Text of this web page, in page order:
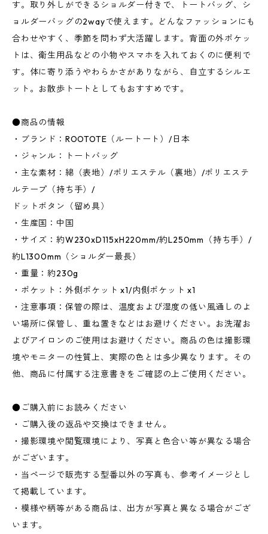
す。取り外しができるショルダー付きで、トートバッグ、シ
ョルダーバッグの2wayで使えます。どんなファッションにも
合わせやすく、季節を問わず大活躍します。背面の外ポケッ
トは、衛生用品などの小物やスマホを入れておくのに便利で
す。体に寄り添うやわらかさがありながら、自立するシルエ
ット。お散歩トートとしてもおすすめです。
●商品の情報
・ブランド：ROOTOTE（ルートート）/日本
・ジャンル：トートバッグ
・主な素材：綿（表地）/ポリエステル（裏地）/ポリエステ
ルテープ（持ち手）/
ドットボタン（留め具）
・生産国：中国
・サイズ：約W230xD115xH220mm/約L250mm（持ち手）/
約L1300mm（ショルダー最長）
・重量：約230g
・ポケット：外側ポケット x1/内側ポケット x1
・注意事項：保管の際は、温度および湿度の低い風通しのよ
い場所に保管し、重ね置きなどはお避けください。お洗濯お
よびアイロンのご使用はお避けください。商品の色は撮影環
境やモニターの性質上、実際の色とは多少異なります。その
他、商品に付属する注意書きをご確認の上ご使用ください。
●ご購入前にお読みください
・ご購入後の返品や交換はできません。
・撮影環境や閲覧環境により、写真と色合い等が異なる場合
がございます。
・当ページで販売する型番以外の写真も、参考イメージとし
て掲載しています。
・模様や柄等がある商品は、出方が写真と異なる場合がござ
います。